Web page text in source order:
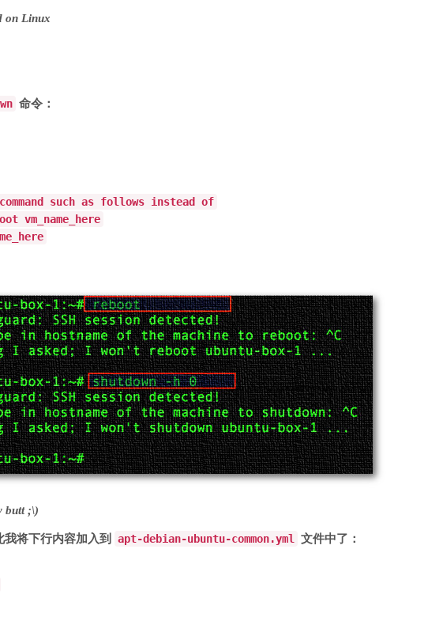
on Linux
命令：
such as follows instead of
vm_name_here
butt ;\)
将下行内容加入到 apt-debian-ubuntu-common.yml 文件中了：